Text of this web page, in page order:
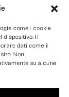
come i cookie
dispositivo. Il
dati come il
Non
su alcune
| Sviluppato